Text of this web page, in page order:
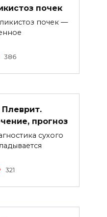
почек
почек —
386
Плеврит.
прогноз
сухого
321